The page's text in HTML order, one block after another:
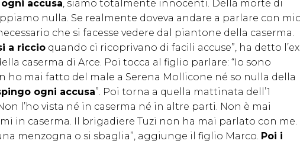
accusa , siamo totalmente innocenti. Della morte di
nulla. Se realmente doveva andare a parlare con
che si facesse vedere dal piantone della caserma.
a riccio quando ci ricoprivano di facili accuse”, ha detto l’ex
caserma di Arce. Poi tocca al figlio parlare: “Io sono
ho mai fatto del male a Serena Mollicone né so nulla della
ogni accusa”. Poi torna a quella mattinata dell’1
l’ho vista né in caserma né in altre parti. Non è mai
in caserma. Il brigadiere Tuzi non ha mai parlato con me.
menzogna o si sbaglia”, aggiunge il figlio Marco. Poi i